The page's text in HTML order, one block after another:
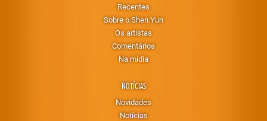
Recentes
Sobre o Shen Yun
Os artistas
Comentários
Na mídia
NOTÍCIAS
Novidades
Notícias